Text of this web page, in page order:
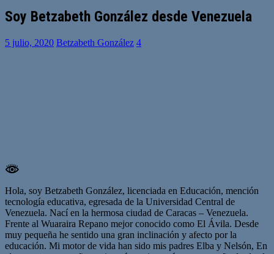
Soy Betzabeth González desde Venezuela
5 julio, 2020 Betzabeth González 4
Hola, soy Betzabeth González, licenciada en Educación, mención
tecnología educativa, egresada de la Universidad Central de
Venezuela. Nací en la hermosa ciudad de Caracas – Venezuela.
Frente al Wuaraira Repano mejor conocido como El Ávila. Desde
muy pequeña he sentido una gran inclinación y afecto por la
educación. Mi motor de vida han sido mis padres Elba y Nelsón, En